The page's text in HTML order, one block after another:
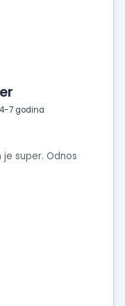
7 godina
super. Odnos